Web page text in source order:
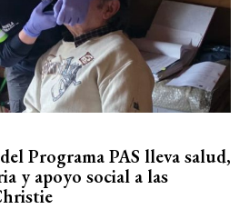
Programa PAS lleva salud,
y apoyo social a las